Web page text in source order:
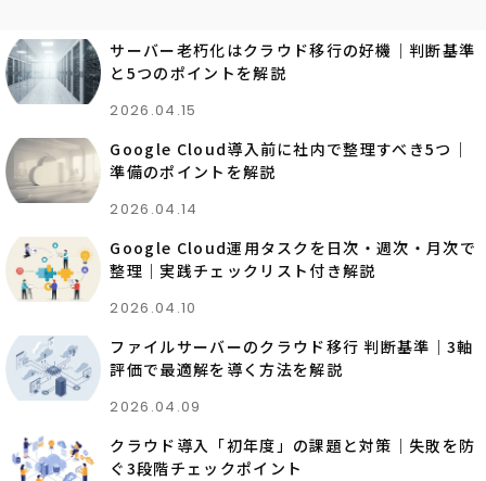
サーバー老朽化はクラウド移行の好機｜判断基準
と5つのポイントを解説
2026.04.15
Google Cloud導入前に社内で整理すべき5つ｜
準備のポイントを解説
2026.04.14
Google Cloud運用タスクを日次・週次・月次で
整理｜実践チェックリスト付き解説
2026.04.10
ファイルサーバーのクラウド移行 判断基準｜3軸
評価で最適解を導く方法を解説
2026.04.09
クラウド導入「初年度」の課題と対策｜失敗を防
ぐ3段階チェックポイント